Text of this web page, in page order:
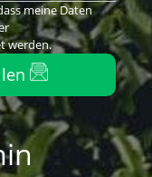
meine Daten
werden.